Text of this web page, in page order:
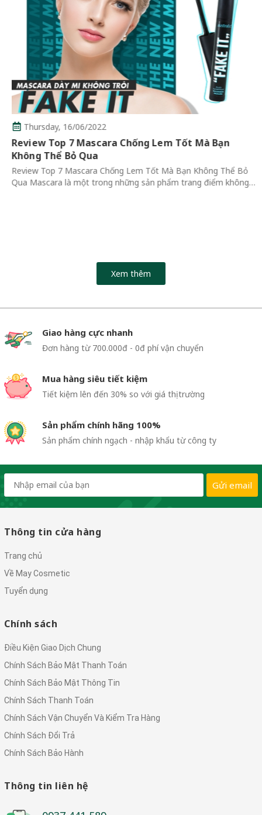
Thursday, 16/06/2022
Review Top 7 Mascara Chống Lem Tốt Mà Bạn
Không Thể Bỏ Qua
Review Top 7 Mascara Chống Lem Tốt Mà Bạn Không Thể Bỏ
Qua Mascara là một trong những sản phẩm trang điểm không
Xem thêm
Giao hàng cực nhanh
Đơn hàng từ 700.000đ - 0đ phí vận chuyển
Mua hàng siêu tiết kiệm
Tiết kiệm lên đến 30% so với giá thị trường
Sản phẩm chính hãng 100%
Sản phẩm chính ngạch - nhập khẩu từ công ty
Gửi email
Thông tin cửa hàng
Trang chủ
Về May Cosmetic
Tuyển dụng
Chính sách
Điều Kiện Giao Dịch Chung
Chính Sách Bảo Mật Thanh Toán
Chính Sách Bảo Mật Thông Tin
Chính Sách Thanh Toán
Chính Sách Vận Chuyển Và Kiểm Tra Hàng
Chính Sách Đổi Trả
Chính Sách Bảo Hành
Thông tin liên hệ